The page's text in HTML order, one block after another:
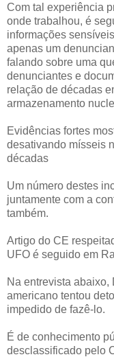
Com tal experiência
onde trabalhou, é
informações
apenas um
falando sobre uma
denunciantes e
relação de décadas
armazenamento
Evidências fortes
desativando mísseis
décadas
Um número destes
juntamente com a
também.
Artigo do CE
UFO é seguido em
Na entrevista
americano tentou
impedido de fazê-lo.
É de conhecimento
desclassificado pelo